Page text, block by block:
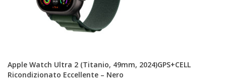
Apple Watch Ultra 2 (Titanio, 49mm, 2024)GPS+CELL
Ricondizionato Eccellente – Nero